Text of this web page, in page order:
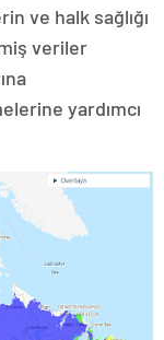
ve halk sağlığı
veriler
yardımcı